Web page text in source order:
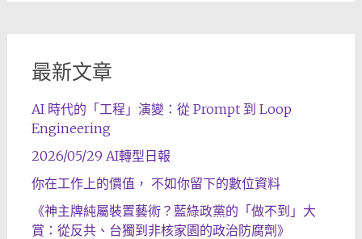
最新文章
AI 時代的「工程」演變：從 Prompt 到 Loop
Engineering
2026/05/29 AI轉型日報
你在工作上的價值， 不如你留下的數位資料
《神主牌純屬裝置藝術？藍綠政黨的「做不到」大
賞：從反共、台獨到非核家園的政治防腐劑》